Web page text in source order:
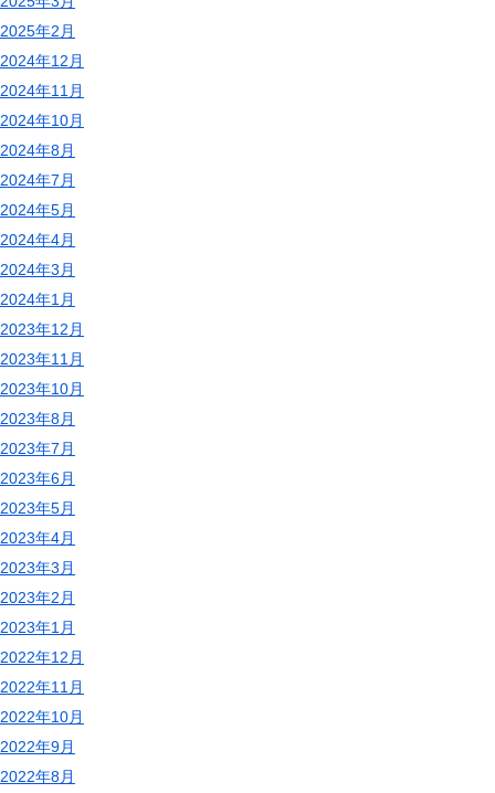
2025年2月
2024年12月
2024年11月
2024年10月
2024年8月
2024年7月
2024年5月
2024年4月
2024年3月
2024年1月
2023年12月
2023年11月
2023年10月
2023年8月
2023年7月
2023年6月
2023年5月
2023年4月
2023年3月
2023年2月
2023年1月
2022年12月
2022年11月
2022年10月
2022年9月
2022年8月